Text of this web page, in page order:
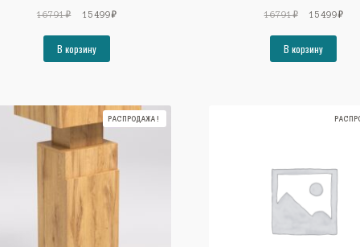
16791₽
Первоначальная
16791₽.
15499₽Текущая
В корзину
16791₽
16791₽.
15499₽
В корзину
РАСПРОДАЖА!